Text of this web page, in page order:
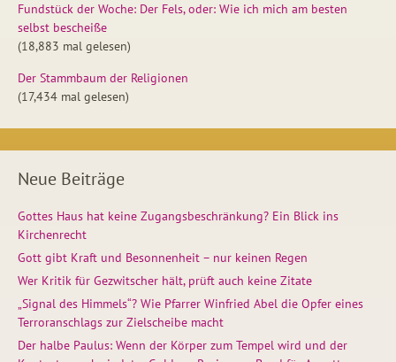
Fundstück der Woche: Der Fels, oder: Wie ich mich am besten
selbst bescheiße
(18,883 mal gelesen)
Der Stammbaum der Religionen
(17,434 mal gelesen)
Neue Beiträge
Gottes Haus hat keine Zugangsbeschränkung? Ein Blick ins
Kirchenrecht
Gott gibt Kraft und Besonnenheit – nur keinen Regen
Wer Kritik für Gezwitscher hält, prüft auch keine Zitate
„Signal des Himmels“? Wie Pfarrer Winfried Abel die Opfer eines
Terroranschlags zur Zielscheibe macht
Der halbe Paulus: Wenn der Körper zum Tempel wird und der